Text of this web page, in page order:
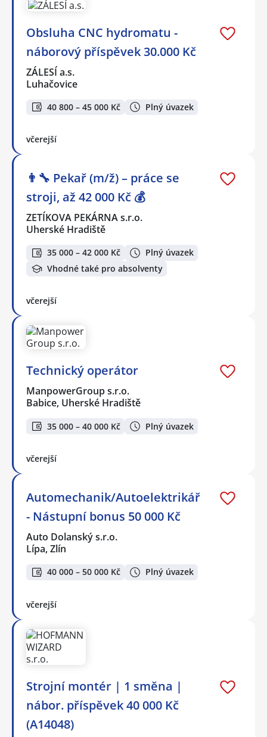
Obsluha CNC hydromatu -
náborový příspěvek 30.000 Kč
ZÁLESÍ a.s.
Luhačovice
40 800 – 45 000 Kč Plný úvazek
včerejší
👨‍🔧 Pekař (m/ž) – práce se
stroji, až 42 000 Kč 💰
ZETÍKOVA PEKÁRNA s.r.o.
Uherské Hradiště
35 000 – 42 000 Kč
Plný úvazek
Vhodné také pro absolventy
včerejší
Technický operátor
ManpowerGroup s.r.o.
Babice, Uherské Hradiště
35 000 – 40 000 Kč Plný úvazek
včerejší
Automechanik/Autoelektrikář
- Nástupní bonus 50 000 Kč
Auto Dolanský s.r.o.
Lípa, Zlín
40 000 – 50 000 Kč Plný úvazek
včerejší
‍Strojní montér️ | 1 směna |
nábor. příspěvek 40 000 Kč
(A14048)